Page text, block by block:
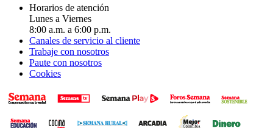
Horarios de atención
Lunes a Viernes
8:00 a.m. a 6:00 p.m.
Canales de servicio al cliente
Trabaje con nosotros
Paute con nosotros
Cookies